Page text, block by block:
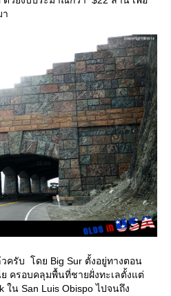
รับ โดย Big Sur ตั้งอยู่ทางตอน
ครอบคลุมพื้นที่ชายฝั่งทะเลตั้งแต่
ใน San Luis Obispo ไปจนถึง